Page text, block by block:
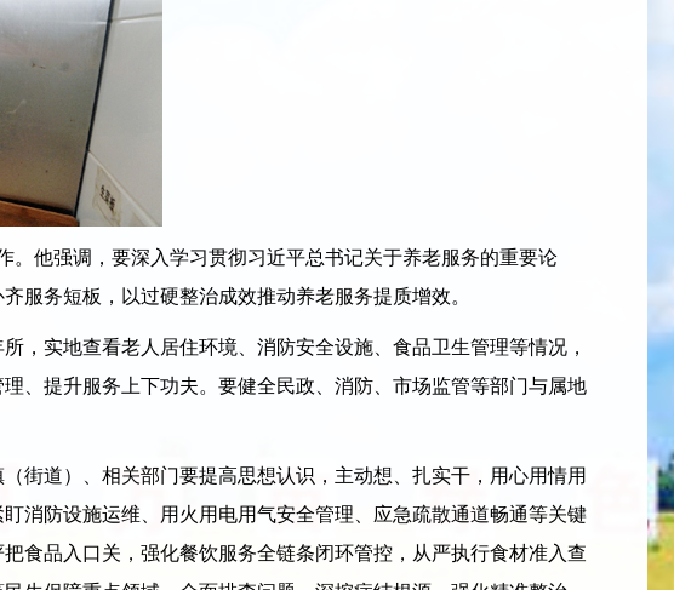
他强调，要深入学习贯彻习近平总书记关于养老服务的重要论
服务短板，以过硬整治成效推动养老服务提质增效。
实地查看老人居住环境、消防安全设施、食品卫生管理等情况，
、提升服务上下功夫。要健全民政、消防、市场监管等部门与属地
道）、相关部门要提高思想认识，主动想、扎实干，用心用情用
消防设施运维、用火用电用气安全管理、应急疏散通道畅通等关键
食品入口关，强化餐饮服务全链条闭环管控，从严执行食材准入查